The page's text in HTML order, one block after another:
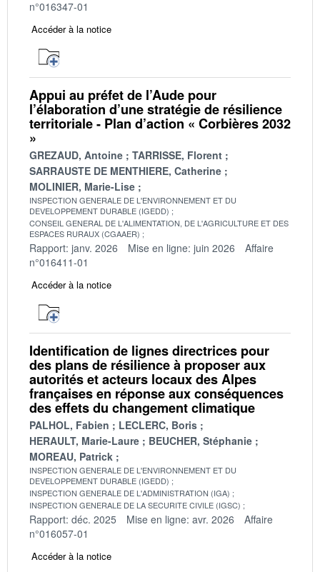
n°016347-01
Accéder à la notice
Appui au préfet de l’Aude pour
l’élaboration d’une stratégie de résilience
territoriale - Plan d’action « Corbières 2032
»
GREZAUD, Antoine
TARRISSE, Florent
SARRAUSTE DE MENTHIERE, Catherine
MOLINIER, Marie-Lise
INSPECTION GENERALE DE L'ENVIRONNEMENT ET DU
DEVELOPPEMENT DURABLE (IGEDD)
CONSEIL GENERAL DE L'ALIMENTATION, DE L'AGRICULTURE ET DES
ESPACES RURAUX (CGAAER)
Rapport: janv. 2026 Mise en ligne: juin 2026
Affaire
n°016411-01
Accéder à la notice
Identification de lignes directrices pour
des plans de résilience à proposer aux
autorités et acteurs locaux des Alpes
françaises en réponse aux conséquences
des effets du changement climatique
PALHOL, Fabien
LECLERC, Boris
HERAULT, Marie-Laure
BEUCHER, Stéphanie
MOREAU, Patrick
INSPECTION GENERALE DE L'ENVIRONNEMENT ET DU
DEVELOPPEMENT DURABLE (IGEDD)
INSPECTION GENERALE DE L'ADMINISTRATION (IGA)
INSPECTION GENERALE DE LA SECURITE CIVILE (IGSC)
Rapport: déc. 2025 Mise en ligne: avr. 2026
Affaire
n°016057-01
Accéder à la notice